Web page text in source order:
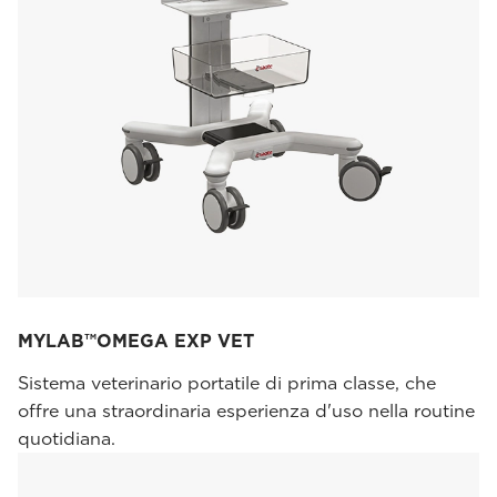
MYLAB™OMEGA EXP VET
Sistema veterinario portatile di prima classe, che
offre una straordinaria esperienza d'uso nella routine
quotidiana.